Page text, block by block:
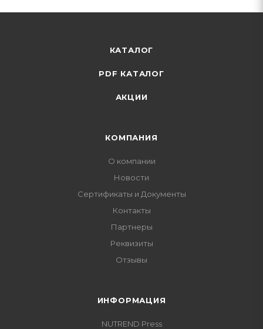
КАТАЛОГ
PDF КАТАЛОГ
АКЦИИ
КОМПАНИЯ
О компании
Новости
Сертификаты и Документы
Контакты
Партнеры
Реквизиты
Отзывы
ИНФОРМАЦИЯ
NUTREND Press